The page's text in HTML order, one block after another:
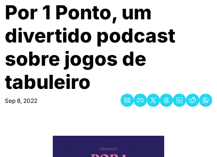
Por 1 Ponto, um
divertido podcast
sobre jogos de
tabuleiro
Sep 8, 2022